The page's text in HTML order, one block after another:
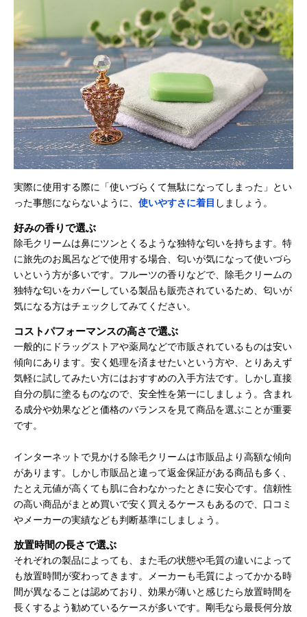
実際に使用する際に「使いづらくて無駄になってしまった」とい
った事態にならないように、 使いやすさに着目 しましょう。
好みの香りで選ぶ
除毛クリームは鼻にツンとくるような独特な匂いを持ちます。特
に旅先のお風呂などで使用する場合、匂いが気になって使いづら
いという方が多いです。フルーツの香りなどで、除毛クリームの
独特な匂いをカバーしている製品も販売されているため、匂いが
気になる方はチェックしてみてください。
コストパフォーマンスの高さで選ぶ
一般的にドラッグストアや薬局などで市販されているものは安い
傾向にあります。安く処理を済ませたいという方や、とりあえず
気軽に試してみたい方にはおすすめの入手方法です。しかし直接
自分の肌に塗るものなので、安全性を第一にしましょう。含まれ
る成分や効果などと価格のバランスを見て商品を選ぶことが重要
です。
インターネットで見かける除毛クリームは市販品より高額な傾向
があります。しかし市販品と違って返金保証がある商品も多く、
たとえ元値が高くても肌に合わなかったときに安心です。信頼性
の高い商品がまとめ買いで安く買えるケースもあるので、口コミ
やメーカーの実績なども判断基準にしましょう。
放置時間の長さで選ぶ
それぞれの製品によっても、また毛の状態や毛質の違いによって
も放置時間が変わってきます。メーカーも毛質によってかかる時
間が異なることは認めており、効果が薄いと感じたら放置時間を
長くするよう勧めているケースが多いです。剛毛なら最長何分放